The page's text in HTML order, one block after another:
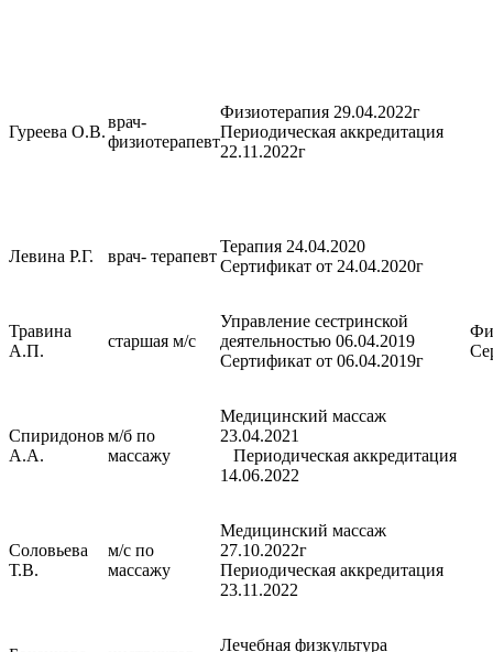
Гуреева О.В.
врач-
физиотерапевт
Физиотерапия 29.04.2022г
Периодическая аккредитация
22.11.2022г
Левина Р.Г. врач- терапевт
Терапия 24.04.2020
Сертификат от 24.04.2020г
Травина
А.П.
старшая м/с
Управление сестринской
деятельностью 06.04.2019
Сертификат от 06.04.2019г
Спиридонов
А.А.
м/б по
массажу
Медицинский массаж
23.04.2021
Периодическая аккредитация
14.06.2022
Соловьева
Т.В.
м/с по
массажу
Медицинский массаж
27.10.2022г
Периодическая аккредитация
23.11.2022
Лечебная физкультура